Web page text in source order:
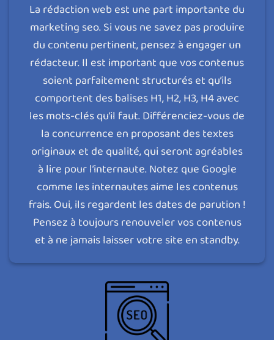
La rédaction web est une part importante du
marketing seo. Si vous ne savez pas produire
du contenu pertinent, pensez à engager un
rédacteur. Il est important que vos contenus
soient parfaitement structurés et qu’ils
comportent des balises H1, H2, H3, H4 avec
les mots-clés qu’il faut. Différenciez-vous de
la concurrence en proposant des textes
originaux et de qualité, qui seront agréables
à lire pour l’internaute. Notez que Google
comme les internautes aime les contenus
frais. Oui, ils regardent les dates de parution !
Pensez à toujours renouveler vos contenus
et à ne jamais laisser votre site en standby.